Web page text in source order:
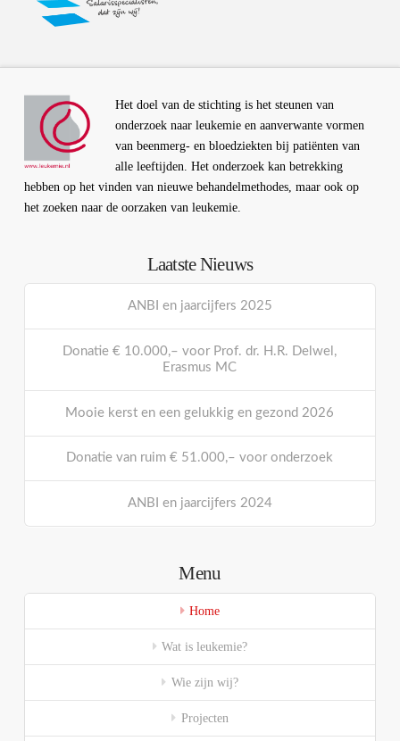
Het doel van de stichting is het steunen van
onderzoek naar leukemie en aanverwante vormen
van beenmerg- en bloedziekten bij patiënten van
alle leeftijden. Het onderzoek kan betrekking
hebben op het vinden van nieuwe behandelmethodes, maar ook op
het zoeken naar de oorzaken van leukemie.
Laatste Nieuws
ANBI en jaarcijfers 2025
Donatie € 10.000,– voor Prof. dr. H.R. Delwel,
Erasmus MC
Mooie kerst en een gelukkig en gezond 2026
Donatie van ruim € 51.000,– voor onderzoek
ANBI en jaarcijfers 2024
Menu
Home
Wat is leukemie?
Wie zijn wij?
Projecten